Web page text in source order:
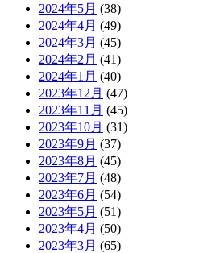
2024年5月 (38)
2024年4月 (49)
2024年3月 (45)
2024年2月 (41)
2024年1月 (40)
2023年12月 (47)
2023年11月 (45)
2023年10月 (31)
2023年9月 (37)
2023年8月 (45)
2023年7月 (48)
2023年6月 (54)
2023年5月 (51)
2023年4月 (50)
2023年3月 (65)